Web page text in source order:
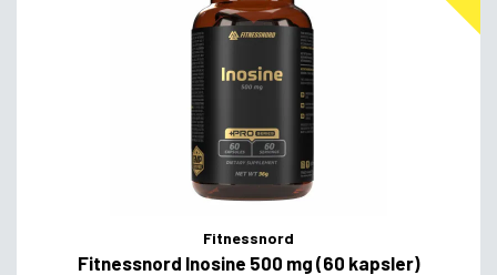
Fitnessnord
Fitnessnord Inosine 500 mg (60 kapsler)